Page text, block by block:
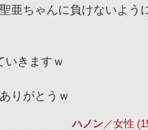
聖亜ちゃんに負けないよ
いきますｗ
りがとうｗ
ハノン／女性